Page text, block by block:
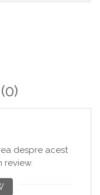
(0)
despre acest
review.